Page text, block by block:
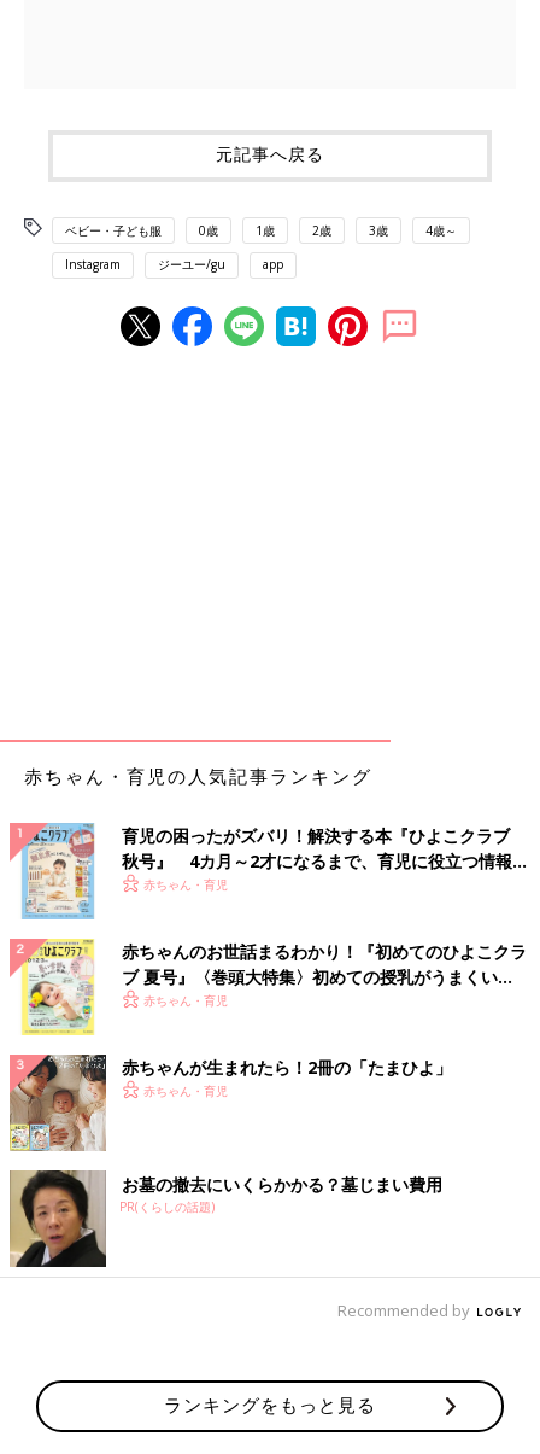
元記事へ戻る
ベビー・子ども服 0歳 1歳 2歳 3歳 4歳～
Instagram ジーユー/gu app
赤ちゃん・育児の人気記事ランキング
育児の困ったがズバリ！解決する本『ひよこクラブ
秋号』 4カ月～2才になるまで、育児に役立つ情報が
いっぱい！
赤ちゃん・育児
赤ちゃんのお世話まるわかり！『初めてのひよこクラ
ブ 夏号』〈巻頭大特集〉初めての授乳がうまくい
く！ おっぱい・ミルクの基本と夏のトラブル 解決テ
赤ちゃん・育児
赤ちゃんが生まれたら！2冊の「たまひよ」
赤ちゃん・育児
お墓の撤去にいくらかかる？墓じまい費用
PR(くらしの話題)
Recommended by
ランキングをもっと見る